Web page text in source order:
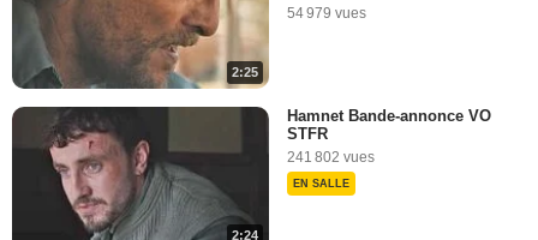
2:25
54 979 vues
2:24
Hamnet Bande-annonce VO
STFR
241 802 vues
EN SALLE